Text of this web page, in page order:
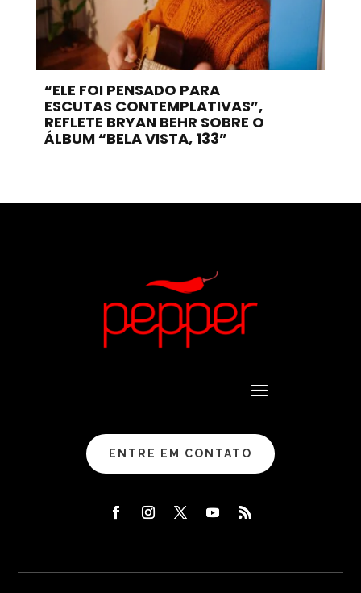
“ELE FOI PENSADO PARA
ESCUTAS CONTEMPLATIVAS”,
REFLETE BRYAN BEHR SOBRE O
ÁLBUM “BELA VISTA, 133”
ENTRE EM CONTATO